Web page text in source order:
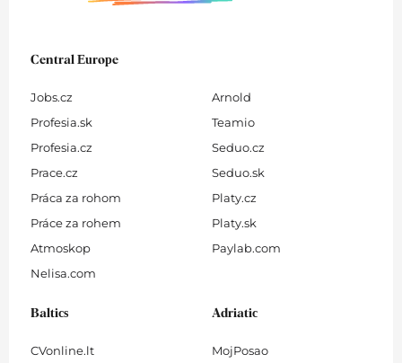
Central Europe
Jobs.cz
Profesia.sk
Profesia.cz
Prace.cz
Práca za rohom
Práce za rohem
Atmoskop
Nelisa.com
Arnold
Teamio
Seduo.cz
Seduo.sk
Platy.cz
Platy.sk
Paylab.com
Baltics
CVonline.lt
Adriatic
MojPosao